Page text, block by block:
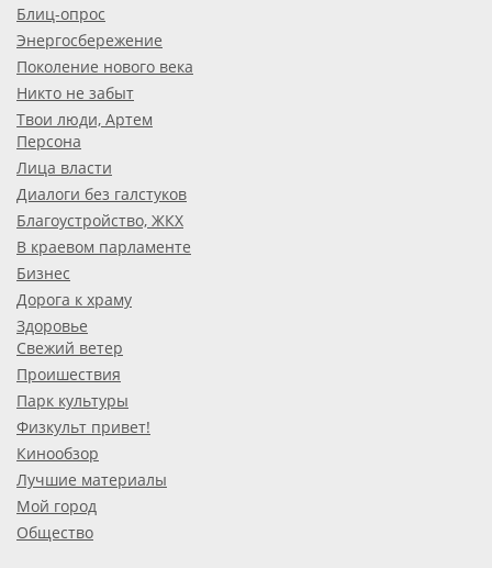
Блиц-опрос
Энергосбережение
Поколение нового века
Никто не забыт
Твои люди, Артем
Персона
Лица власти
Диалоги без галстуков
Благоустройство, ЖКХ
В краевом парламенте
Бизнес
Дорога к храму
Здоровье
Свежий ветер
Проишествия
Парк культуры
Физкульт привет!
Кинообзор
Лучшие материалы
Мой город
Общество